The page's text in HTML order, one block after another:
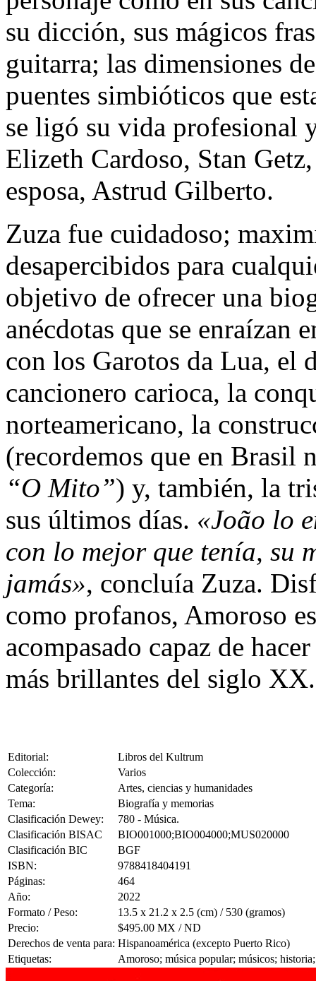
su dicción, sus mágicos
guitarra; las dimensiones
puentes simbióticos que
se ligó su vida profesional
Elizeth Cardoso, Stan
esposa, Astrud Gilberto.
Zuza fue cuidadoso;
desapercibidos para
objetivo de ofrecer una
anécdotas que se enraízan
con los Garotos da Lua, el
cancionero carioca, la
norteamericano, la
(recordemos que en Brasil
“O Mito”) y, también, la
sus últimos días. «João lo
con lo mejor que tenía, su
jamás», concluía Zuza.
como profanos, Amoroso
acompasado capaz de
más brillantes del siglo XX.
Editorial:
Libros del Kultrum
Colección:
Varios
Categoría:
Artes, ciencias y humanidades
Tema:
Biografía y memorias
Clasificación Dewey:
780 - Música.
Clasificación BISAC
BIO001000;BIO004000;MUS020000
Clasificación BIC
BGF
ISBN:
9788418404191
Páginas:
464
Año:
2022
Formato / Peso:
13.5 x 21.2 x 2.5 (cm) / 530 (gramos)
Precio:
$495.00 MX / ND
Derechos de venta para: Hispanoamérica (excepto Puerto Rico)
Etiquetas:
Amoroso; música popular; músicos;